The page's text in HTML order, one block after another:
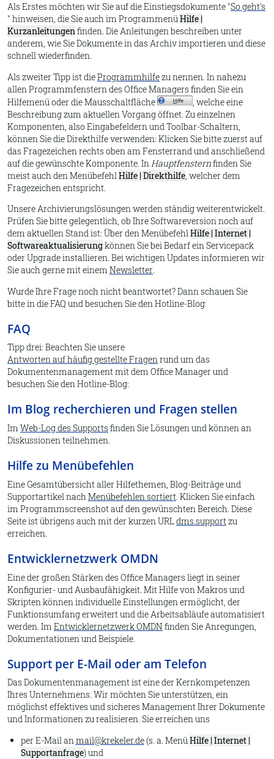
Als Erstes möchten wir Sie auf die Einstiegsdokumente "So geht's
" hinweisen, die Sie auch im ProgrammenüHilfe |
Kurzanleitungenfinden. Die Anleitungen beschreiben unter
anderem, wie Sie Dokumente in das Archivimportieren und diese
schnell wiederfinden.
Als zweiter Tipp ist dieProgrammhilfezu nennen. In nahezu
allen Programmfenstern des Office Managers finden Sie ein
Hilfemenü oder die Mausschaltfläche
, welche eine
Beschreibung zum aktuellen Vorgang öffnet. Zu einzelnen
Komponenten, also Eingabefeldern und Toolbar-Schaltern,
können Sie die Direkthilfe verwenden: Klicken Sie bitte zuerst auf
das Fragezeichen rechts oben am Fensterrand und anschließend
auf die gewünschte Komponente. In Hauptfensternfinden Sie
meist auch den Menübefehl Hilfe | Direkthilfe , welcher dem
Fragezeichen entspricht.
Unsere Archivierungslösungen werden ständig weiterentwickelt.
Prüfen Sie bitte gelegentlich, ob Ihre Softwareversion noch auf
dem aktuellen Stand ist: Über den MenübefehlHilfe | Internet |
Softwareaktualisierungkönnen Sie bei Bedarf ein Servicepack
oder Upgrade installieren. Bei wichtigen Updates informieren wir
Sie auch gerne mit einem Newsletter.
Wurde Ihre Frage noch nicht beantwortet? Dann schauen Sie
bitte in die FAQ und besuchen Sie den Hotline-Blog:
FAQ
Tipp drei: Beachten Sie unsere
Antworten auf häufig gestellte Fragenrund um das
Dokumentenmanagement mit dem Office Manager und
besuchen Sie den Hotline-Blog:
Im Blog recherchieren und Fragen stellen
Im Web-Log des Supports finden Sie Lösungen und können an
Diskussionen teilnehmen.
Hilfe zu Menübefehlen
Eine Gesamtübersicht aller Hilfethemen, Blog-Beiträge und
Supportartikel nachMenübefehlen sortiert. Klicken Sie einfach
im Programmscreenshot auf den gewünschten Bereich. Diese
Seite ist übrigens auch mit der kurzen URLdms.supportzu
erreichen.
Entwicklernetzwerk OMDN
Eine der großen Stärken des Office Managers liegt in seiner
Konfigurier- und Ausbaufähigkeit. Mit Hilfe von Makros und
Skripten können individuelle Einstellungen ermöglicht, der
Funktionsumfang erweitert und die Arbeitsabläufe automatisiert
werden. Im Entwicklernetzwerk OMDN finden Sie Anregungen,
Dokumentationen und Beispiele.
Support per E-Mail oder am Telefon
Das Dokumentenmanagement ist eine der Kernkompetenzen
Ihres Unternehmens. Wir möchten Sie unterstützen, ein
möglichst effektives und sicheres Management Ihrer Dokumente
und Informationen zu realisieren. Sie erreichen uns
per E-Mail an mail@krekeler.de(s. a. Menü Hilfe | Internet |
Supportanfrage) und